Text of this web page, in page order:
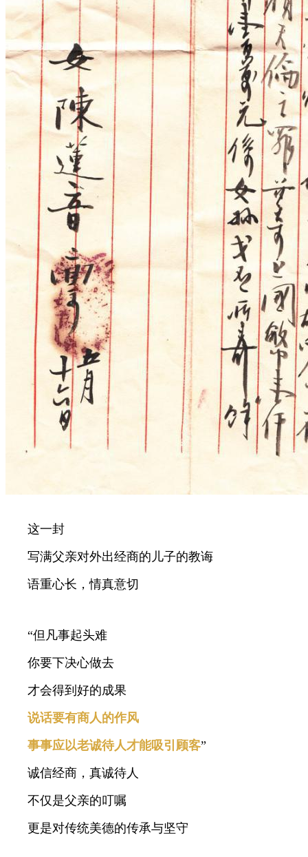
这一封
写满父亲对外出经商的儿子的教诲
语重心长，情真意切
“但凡事起头难
你要下决心做去
才会得到好的成果
说话要有商人的作风
事事应以老诚待人才能吸引顾客”
诚信经商，真诚待人
不仅是父亲的叮嘱
更是对传统美德的传承与坚守